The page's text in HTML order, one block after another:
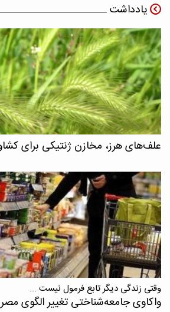
یادداشت
علف‌های هرز، مخازن ژنتیکی برای
وقتی زندگی دیگر تابع فرمول نیست ...
واکاوی جامعه‌شناختی تغییر الگوی مصرف